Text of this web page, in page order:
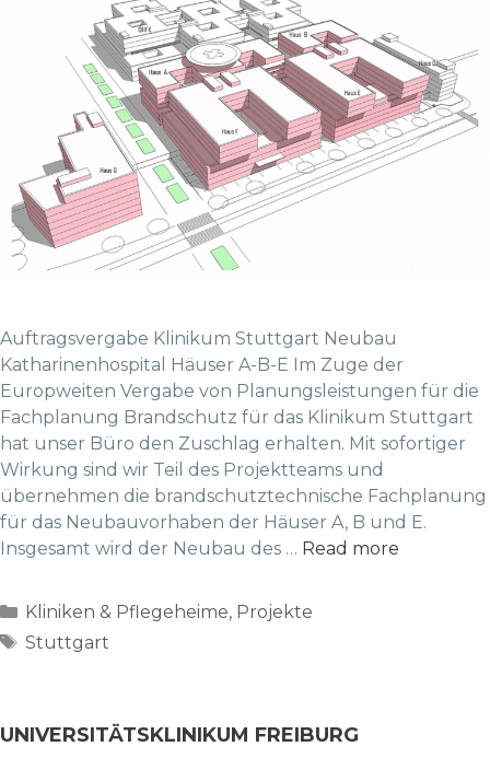
Auftragsvergabe Klinikum Stuttgart Neubau
Katharinenhospital Häuser A-B-E Im Zuge der
Europweiten Vergabe von Planungsleistungen für die
Fachplanung Brandschutz für das Klinikum Stuttgart
hat unser Büro den Zuschlag erhalten. Mit sofortiger
Wirkung sind wir Teil des Projektteams und
übernehmen die brandschutztechnische Fachplanung
für das Neubauvorhaben der Häuser A, B und E.
Insgesamt wird der Neubau des … Read more
Categories
Kliniken & Pflegeheime, Projekte
Tags
Stuttgart
UNIVERSITÄTSKLINIKUM FREIBURG